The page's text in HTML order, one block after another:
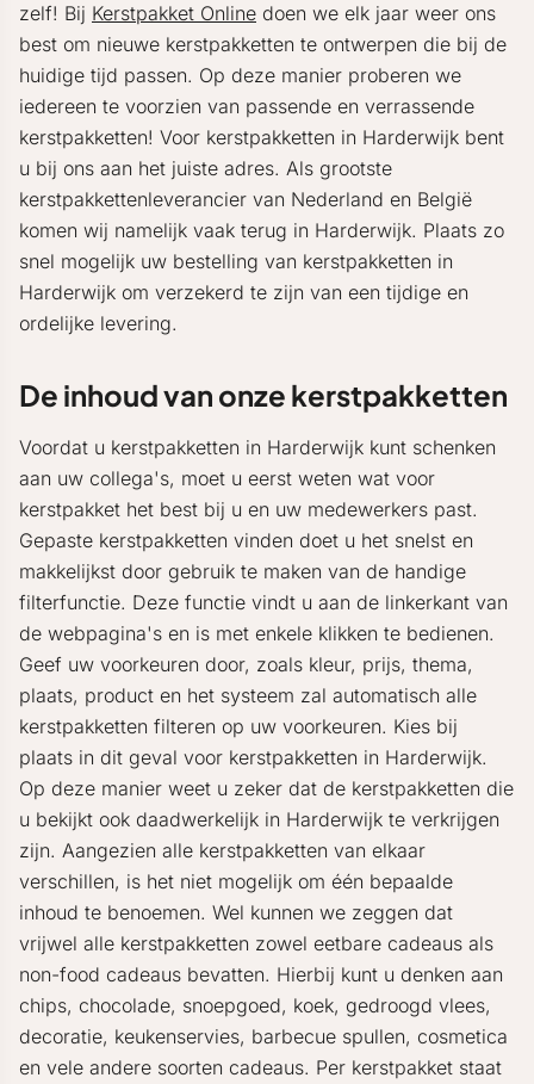
zelf! Bij Kerstpakket Online doen we elk jaar weer ons
best om nieuwe kerstpakketten te ontwerpen die bij de
huidige tijd passen. Op deze manier proberen we
iedereen te voorzien van passende en verrassende
kerstpakketten! Voor kerstpakketten in Harderwijk bent
u bij ons aan het juiste adres. Als grootste
kerstpakkettenleverancier van Nederland en België
komen wij namelijk vaak terug in Harderwijk. Plaats zo
snel mogelijk uw bestelling van kerstpakketten in
Harderwijk om verzekerd te zijn van een tijdige en
ordelijke levering.
De inhoud van onze kerstpakketten
Voordat u kerstpakketten in Harderwijk kunt schenken
aan uw collega's, moet u eerst weten wat voor
kerstpakket het best bij u en uw medewerkers past.
Gepaste kerstpakketten vinden doet u het snelst en
makkelijkst door gebruik te maken van de handige
filterfunctie. Deze functie vindt u aan de linkerkant van
de webpagina's en is met enkele klikken te bedienen.
Geef uw voorkeuren door, zoals kleur, prijs, thema,
plaats, product en het systeem zal automatisch alle
kerstpakketten filteren op uw voorkeuren. Kies bij
plaats in dit geval voor kerstpakketten in Harderwijk.
Op deze manier weet u zeker dat de kerstpakketten die
u bekijkt ook daadwerkelijk in Harderwijk te verkrijgen
zijn. Aangezien alle kerstpakketten van elkaar
verschillen, is het niet mogelijk om één bepaalde
inhoud te benoemen. Wel kunnen we zeggen dat
vrijwel alle kerstpakketten zowel eetbare cadeaus als
non-food cadeaus bevatten. Hierbij kunt u denken aan
chips, chocolade, snoepgoed, koek, gedroogd vlees,
decoratie, keukenservies, barbecue spullen, cosmetica
en vele andere soorten cadeaus. Per kerstpakket staat